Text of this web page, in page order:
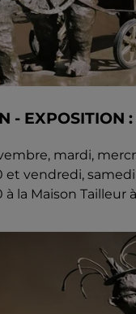
- EXPOSITION :
mardi,
et vendredi,
à la Maison Tailleur